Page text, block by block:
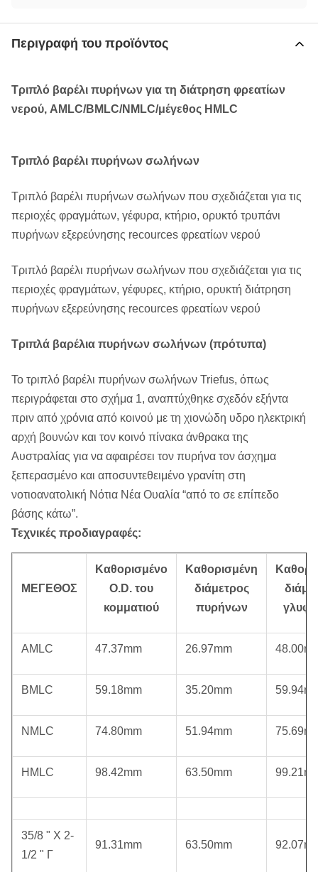
Περιγραφή του προϊόντος
Τριπλό βαρέλι πυρήνων για τη διάτρηση φρεατίων
νερού, AMLC/BMLC/NMLC/μέγεθος HMLC
Τριπλό βαρέλι πυρήνων σωλήνων
Τριπλό βαρέλι πυρήνων σωλήνων που σχεδιάζεται για τις
περιοχές φραγμάτων, γέφυρα, κτήριο, ορυκτό τρυπάνι
πυρήνων εξερεύνησης recources φρεατίων νερού
Τριπλό βαρέλι πυρήνων σωλήνων που σχεδιάζεται για τις
περιοχές φραγμάτων, γέφυρες, κτήριο, ορυκτή διάτρηση
πυρήνων εξερεύνησης recources φρεατίων νερού
Τριπλά βαρέλια πυρήνων σωλήνων (πρότυπα)
Το τριπλό βαρέλι πυρήνων σωλήνων Triefus, όπως
περιγράφεται στο σχήμα 1, αναπτύχθηκε σχεδόν εξήντα
πριν από χρόνια από κοινού με τη χιονώδη υδρο ηλεκτρική
αρχή βουνών και τον κοινό πίνακα άνθρακα της
Αυστραλίας για να αφαιρέσει τον πυρήνα τον άσχημα
ξεπερασμένο και αποσυντεθειμένο γρανίτη στη
νοτιοανατολική Νότια Νέα Ουαλία “από το σε επίπεδο
βάσης κάτω”.
Τεχνικές προδιαγραφές:
ΜΕΓΕΘΟΣ
Καθορισμένο
O.D. του
κομματιού
Καθορισμένη
διάμετρος
πυρήνων
AMLC 47.37mm 26.97mm
BMLC 59.18mm 35.20mm
NMLC 74.80mm 51.94mm
HMLC 98.42mm 63.50mm
35/8 " Χ 2-
1/2 " Γ
91.31mm 63.50mm